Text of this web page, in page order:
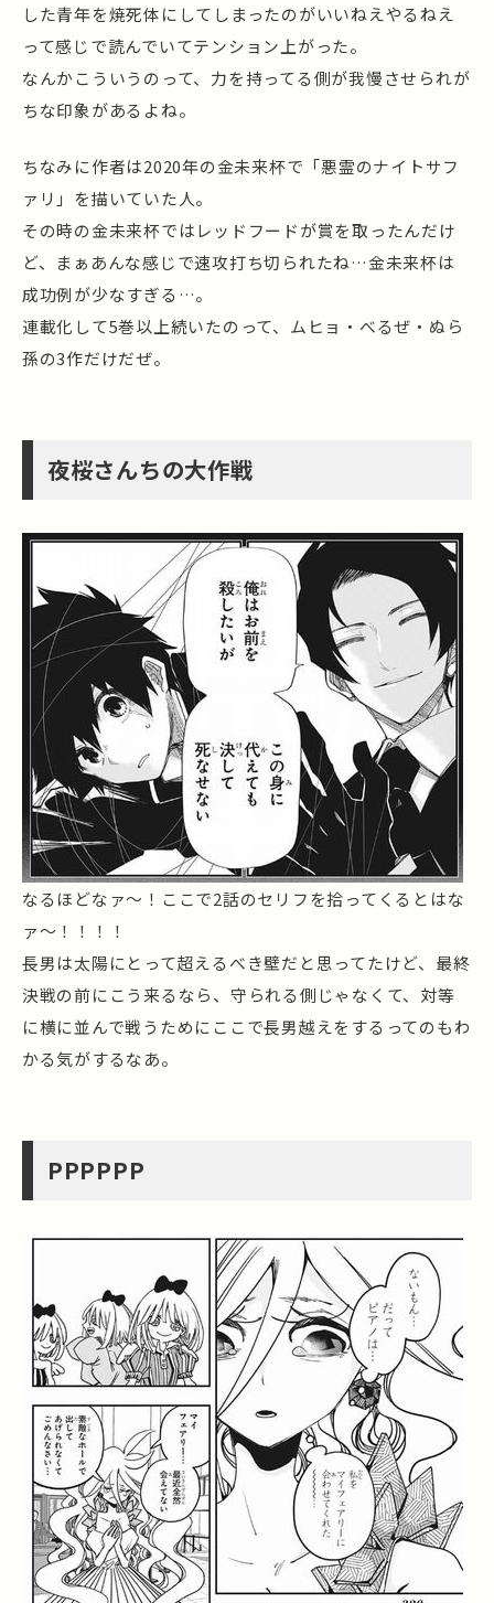
した青年を焼死体にしてしまったのがいいねえやるねえ
って感じで読んでいてテンション上がった。
なんかこういうのって、力を持ってる側が我慢させられが
ちな印象があるよね。
ちなみに作者は2020年の金未来杯で「悪霊のナイトサフ
ァリ」を描いていた人。
その時の金未来杯ではレッドフードが賞を取ったんだけ
ど、まぁあんな感じで速攻打ち切られたね…金未来杯は
成功例が少なすぎる…。
連載化して5巻以上続いたのって、ムヒョ・べるぜ・ぬら
孫の3作だけだぜ。
夜桜さんちの大作戦
なるほどなァ～！ここで2話のセリフを拾ってくるとはな
ァ～！！！！
長男は太陽にとって超えるべき壁だと思ってたけど、最終
決戦の前にこう来るなら、守られる側じゃなくて、対等
に横に並んで戦うためにここで長男越えをするってのもわ
かる気がするなあ。
PPPPPP